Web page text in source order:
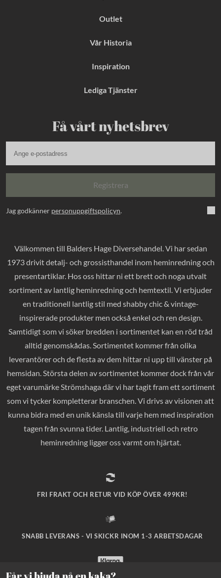
Outlet
Vår Historia
Inspiration
Lediga Tjänster
Få vårt nyhetsbrev
Registrera
Jag godkänner personuppgiftspolicyn.
Välkommen till Balders Hage Diversehandel. Vi har sedan
1973 drivit detalj- och grossisthandel inom heminredning och
presentartiklar. Hos oss hittar ni ett brett och noga utvalt
sortiment av lantlig heminredning och hemtextil. Vi erbjuder
en traditionell lantlig stil med shabby chic & vintage-
inspirerade produkter men också enkel och ren design.
Samtidigt som vi söker bredden i sortimentet kan en röd tråd
alltid genomskådas. Sortimentet kommer från olika
leverantörer och de flesta av dem hittar ni upp till vänster på
hemsidan. Största delen av sortimentet kommer dock från vår
eget varumärke Strömshaga där vi har tagit fram ett sortiment
som vi tycker kompletterar branschen. Vi drivs av visionen att
kunna bidra med en unik känsla till varje hem med inspiration
tagen från svunna tider. Lantlig, industriell och retro
heminredning ligger oss varmt om hjärtat.
FRI FRAKT OCH RETUR VID KÖP ÖVER 499KR!
SNABB LEVERANS - VI SKICKR INOM 1-3 ARBETSDAGAR